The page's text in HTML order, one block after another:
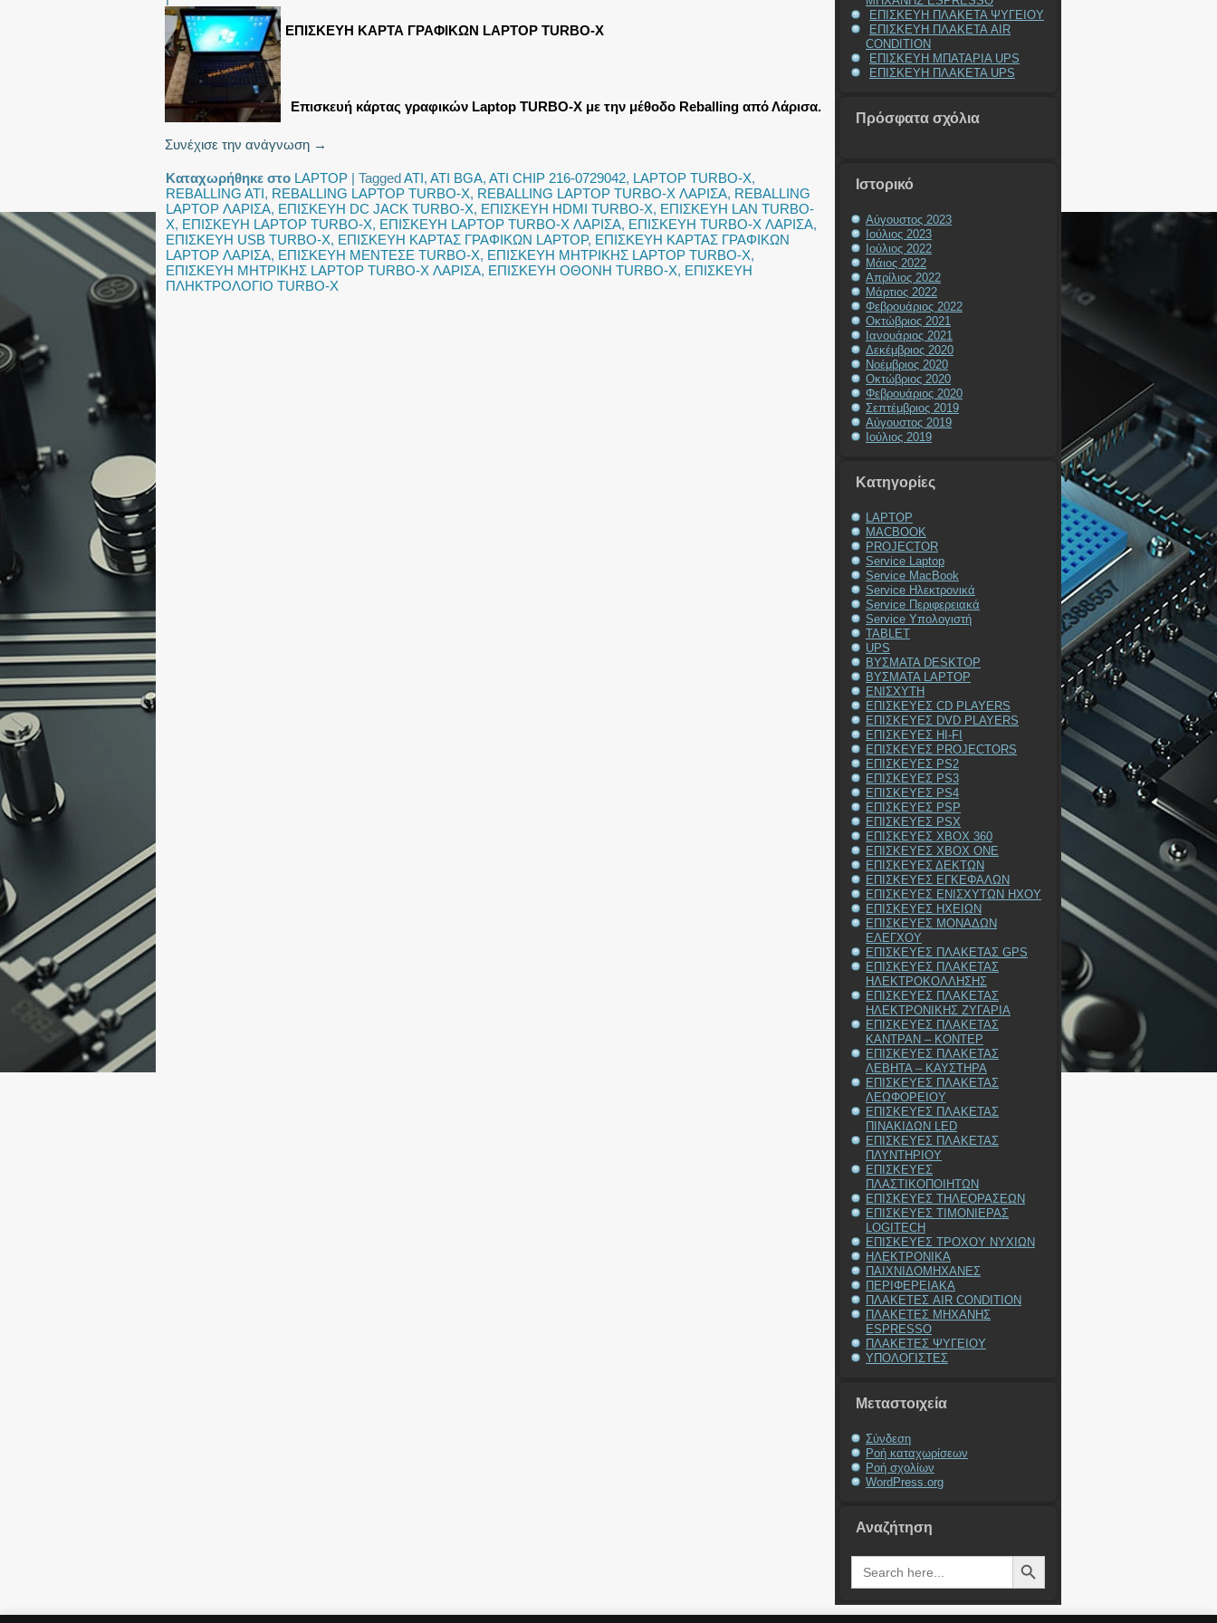
ΕΠΙΣΚΕΥΗ ΚΑΡΤΑ ΓΡΑΦΙΚΩΝ LAPTOP TURBO-X
Επισκευή κάρτας γραφικών Laptop TURBO-X με την μέθοδο Reballing από Λάρισα.
Συνέχισε την ανάγνωση →
Καταχωρήθηκε στο LAPTOP | TaggedATI, ATI BGA, ATI CHIP 216-0729042, LAPTOP TURBO-X,
REBALLING ATI, REBALLING LAPTOP TURBO-X, REBALLING LAPTOP TURBO-X ΛΑΡΙΣΑ, REBALLING
LAPTOP ΛΑΡΙΣΑ, ΕΠΙΣΚΕΥΗ DC JACK TURBO-X, ΕΠΙΣΚΕΥΗ HDMI TURBO-X, ΕΠΙΣΚΕΥΗ LAN TURBO-
X, ΕΠΙΣΚΕΥΗ LAPTOP TURBO-X, ΕΠΙΣΚΕΥΗ LAPTOP TURBO-X ΛΑΡΙΣΑ, ΕΠΙΣΚΕΥΗ TURBO-X ΛΑΡΙΣΑ,
ΕΠΙΣΚΕΥΗ USB TURBO-X, ΕΠΙΣΚΕΥΗ ΚΑΡΤΑΣ ΓΡΑΦΙΚΩΝ LAPTOP, ΕΠΙΣΚΕΥΗ ΚΑΡΤΑΣ ΓΡΑΦΙΚΩΝ
LAPTOP ΛΑΡΙΣΑ, ΕΠΙΣΚΕΥΗ ΜΕΝΤΕΣΕ TURBO-X, ΕΠΙΣΚΕΥΗ ΜΗΤΡΙΚΗΣ LAPTOP TURBO-X,
ΕΠΙΣΚΕΥΗ ΜΗΤΡΙΚΗΣ LAPTOP TURBO-X ΛΑΡΙΣΑ, ΕΠΙΣΚΕΥΗ ΟΘΟΝΗ TURBO-X, ΕΠΙΣΚΕΥΗ
ΠΛΗΚΤΡΟΛΟΓΙΟ TURBO-X
ΕΠΙΣΚΕΥΗ ΠΛΑΚΕΤΑ ΨΥΓΕΙΟΥ
ΕΠΙΣΚΕΥΗ ΠΛΑΚΕΤΑ AIR
CONDITION
ΕΠΙΣΚΕΥΗ ΜΠΑΤΑΡΙΑ UPS
ΕΠΙΣΚΕΥΗ ΠΛΑΚΕΤΑ UPS
Πρόσφατα σχόλια
Ιστορικό
Αύγουστος 2023
Ιούλιος 2023
Ιούλιος 2022
Μάιος 2022
Απρίλιος 2022
Μάρτιος 2022
Φεβρουάριος 2022
Οκτώβριος 2021
Ιανουάριος 2021
Δεκέμβριος 2020
Νοέμβριος 2020
Οκτώβριος 2020
Φεβρουάριος 2020
Σεπτέμβριος 2019
Αύγουστος 2019
Ιούλιος 2019
Kατηγορίες
LAPTOP
MACBOOK
PROJECTOR
Service Laptop
Service MacBook
Service Ηλεκτρονικά
Service Περιφερειακά
Service Υπολογιστή
TABLET
UPS
ΒΥΣΜΑΤΑ DESKTOP
ΒΥΣΜΑΤΑ LAPTOP
ΕΝΙΣΧΥΤΗ
ΕΠΙΣΚΕΥΕΣ CD PLAYERS
ΕΠΙΣΚΕΥΕΣ DVD PLAYERS
ΕΠΙΣΚΕΥΕΣ HI-FI
ΕΠΙΣΚΕΥΕΣ PROJECTORS
ΕΠΙΣΚΕΥΕΣ PS2
ΕΠΙΣΚΕΥΕΣ PS3
ΕΠΙΣΚΕΥΕΣ PS4
ΕΠΙΣΚΕΥΕΣ PSP
ΕΠΙΣΚΕΥΕΣ PSX
ΕΠΙΣΚΕΥΕΣ XBOX 360
ΕΠΙΣΚΕΥΕΣ XBOX ONE
ΕΠΙΣΚΕΥΕΣ ΔΕΚΤΩΝ
ΕΠΙΣΚΕΥΕΣ ΕΓΚΕΦΑΛΩΝ
ΕΠΙΣΚΕΥΕΣ ΕΝΙΣΧΥΤΩΝ ΗΧΟΥ
ΕΠΙΣΚΕΥΕΣ ΗΧΕΙΩΝ
ΕΠΙΣΚΕΥΕΣ ΜΟΝΑΔΩΝ
ΕΛΕΓΧΟΥ
ΕΠΙΣΚΕΥΕΣ ΠΛΑΚΕΤΑΣ GPS
ΕΠΙΣΚΕΥΕΣ ΠΛΑΚΕΤΑΣ
ΗΛΕΚΤΡΟΚΟΛΛΗΣΗΣ
ΕΠΙΣΚΕΥΕΣ ΠΛΑΚΕΤΑΣ
ΗΛΕΚΤΡΟΝΙΚΗΣ ΖΥΓΑΡΙΑ
ΕΠΙΣΚΕΥΕΣ ΠΛΑΚΕΤΑΣ
ΚΑΝΤΡΑΝ – ΚΟΝΤΕΡ
ΕΠΙΣΚΕΥΕΣ ΠΛΑΚΕΤΑΣ
ΛΕΒΗΤΑ – ΚΑΥΣΤΗΡΑ
ΕΠΙΣΚΕΥΕΣ ΠΛΑΚΕΤΑΣ
ΛΕΩΦΟΡΕΙΟΥ
ΕΠΙΣΚΕΥΕΣ ΠΛΑΚΕΤΑΣ
ΠΙΝΑΚΙΔΩΝ LED
ΕΠΙΣΚΕΥΕΣ ΠΛΑΚΕΤΑΣ
ΠΛΥΝΤΗΡΙΟΥ
ΕΠΙΣΚΕΥΕΣ
ΠΛΑΣΤΙΚΟΠΟΙΗΤΩΝ
ΕΠΙΣΚΕΥΕΣ ΤΗΛΕΟΡΑΣΕΩΝ
ΕΠΙΣΚΕΥΕΣ ΤΙΜΟΝΙΕΡΑΣ
LOGITECH
ΕΠΙΣΚΕΥΕΣ ΤΡΟΧΟΥ ΝΥΧΙΩΝ
ΗΛΕΚΤΡΟΝΙΚΑ
ΠΑΙΧΝΙΔΟΜΗΧΑΝΕΣ
ΠΕΡΙΦΕΡΕΙΑΚΑ
ΠΛΑΚΕΤΕΣ AIR CONDITION
ΠΛΑΚΕΤΕΣ ΜΗΧΑΝΗΣ
ESPRESSO
ΠΛΑΚΕΤΕΣ ΨΥΓΕΙΟΥ
ΥΠΟΛΟΓΙΣΤΕΣ
Μεταστοιχεία
Σύνδεση
Ροή καταχωρίσεων
Ροή σχολίων
WordPress.org
Αναζήτηση
Search
for:
Search Button